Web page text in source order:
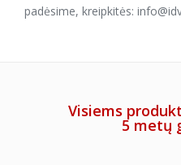
padėsime, kreipkitės: info@
Visiems
5 metų